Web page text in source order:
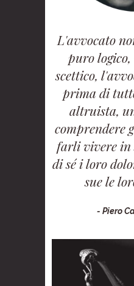
L'avvocato
puro
scettico,
prima di
altruista,
comprendere
farli vivere in
di sé i loro
sue le
- Piero